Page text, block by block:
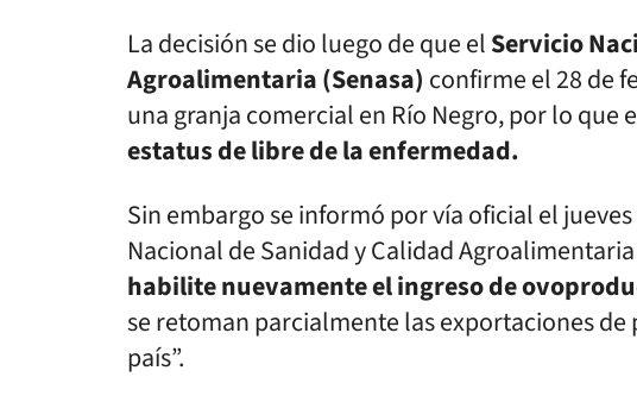
La decisión se dio luego de que elServicio
Agroalimentaria (Senasa) confirme el 28 de
una granja comercial en Río Negro, por lo que
estatus de libre de la enfermedad.
Sin embargo se informó por vía oficial el
Nacional de Sanidad y Calidad
habilite nuevamente el ingreso de
se retoman parcialmente las exportaciones
país”.